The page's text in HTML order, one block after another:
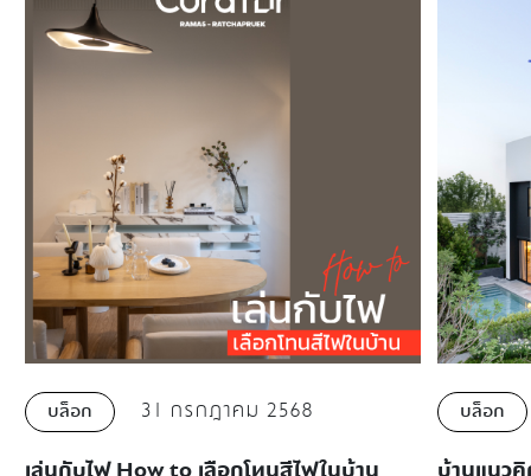
บล็อก 31 กรกฎาคม 2568 บล็อก